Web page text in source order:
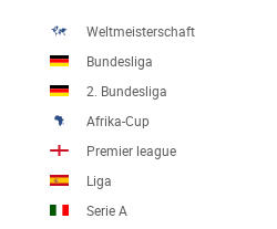
Weltmeisterschaft
Bundesliga
2. Bundesliga
Afrika-Cup
Premier league
Liga
Serie A